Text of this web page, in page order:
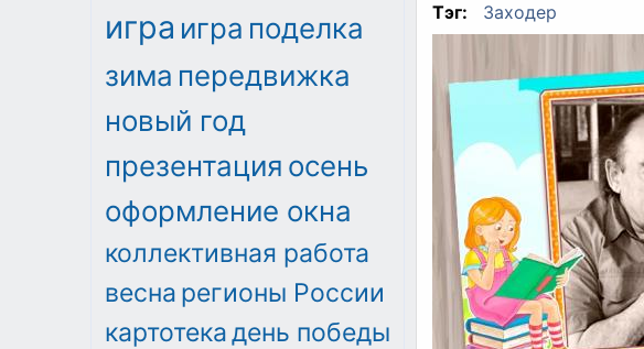
Тэг: Заходер
игра игра поделка
зима передвижка
новый год
презентация осень
оформление окна
коллективная работа
весна регионы России
картотекадень победы